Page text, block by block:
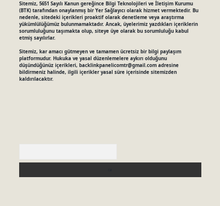
Sitemiz, 5651 Sayılı Kanun gereğince Bilgi Teknolojileri ve İletişim Kurumu
(BTK) tarafından onaylanmış bir Yer Sağlayıcı olarak hizmet vermektedir. Bu
nedenle, sitedeki içerikleri proaktif olarak denetleme veya araştırma
yükümlülüğümüz bulunmamaktadır. Ancak, üyelerimiz yazdıkları içeriklerin
sorumluluğunu taşımakta olup, siteye üye olarak bu sorumluluğu kabul
etmiş sayılırlar.
Sitemiz, kar amacı gütmeyen ve tamamen ücretsiz bir bilgi paylaşım
platformudur. Hukuka ve yasal düzenlemelere aykırı olduğunu
düşündüğünüz içerikleri, backlinkpanelicomtr@gmail.comadresine
bildirmeniz halinde, ilgili içerikler yasal süre içerisinde sitemizden
kaldırılacaktır.